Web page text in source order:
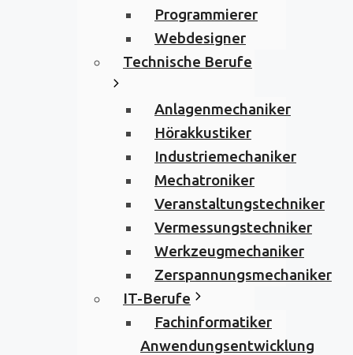
Programmierer
Webdesigner
Technische Berufe
Anlagenmechaniker
Hörakkustiker
Industriemechaniker
Mechatroniker
Veranstaltungstechniker
Vermessungstechniker
Werkzeugmechaniker
Zerspannungsmechaniker
IT-Berufe
Fachinformatiker
Anwendungsentwicklung